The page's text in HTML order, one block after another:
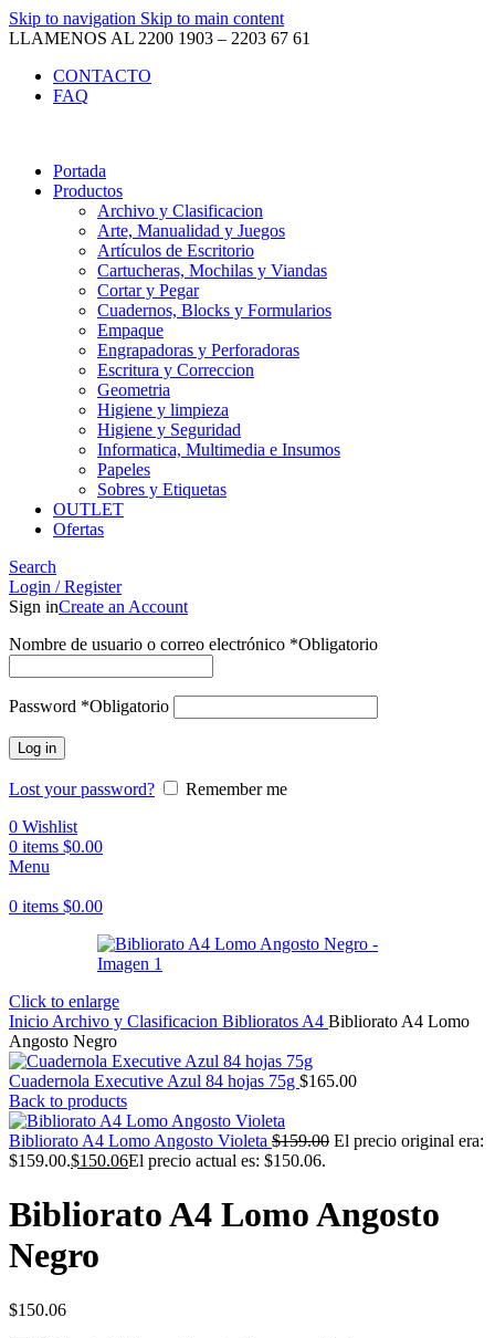
Skip to navigation Skip to main content
LLAMENOS AL 2200 1903 – 2203 67 61
CONTACTO
FAQ
Portada
Productos
Archivo y Clasificacion
Arte, Manualidad y Juegos
Artículos de Escritorio
Cartucheras, Mochilas y Viandas
Cortar y Pegar
Cuadernos, Blocks y Formularios
Empaque
Engrapadoras y Perforadoras
Escritura y Correccion
Geometria
Higiene y limpieza
Higiene y Seguridad
Informatica, Multimedia e Insumos
Papeles
Sobres y Etiquetas
OUTLET
Ofertas
Search
Login / Register
Sign inCreate an Account
Nombre de usuario o correo electrónico *Obligatorio
Password *Obligatorio
Log in
Lost your password?
Remember me
0 Wishlist
0 items $0.00
Menu
0 items $0.00
Click to enlarge
Inicio Archivo y Clasificacion Biblioratos A4 Bibliorato A4 Lomo
Angosto Negro
Cuadernola Executive Azul 84 hojas 75g $165.00
Back to products
Bibliorato A4 Lomo Angosto Violeta $159.00 El precio original era:
$159.00.$150.06El precio actual es: $150.06.
Bibliorato A4 Lomo Angosto
Negro
$150.06